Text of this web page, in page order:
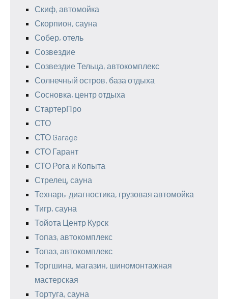
Скиф, автомойка
Скорпион, сауна
Собер, отель
Созвездие
Созвездие Тельца, автокомплекс
Солнечный остров, база отдыха
Сосновка, центр отдыха
СтартерПро
СТО
СТО Garage
СТО Гарант
СТО Рога и Копыта
Стрелец, сауна
Технарь-диагностика, грузовая автомойка
Тигр, сауна
Тойота Центр Курск
Топаз, автокомплекс
Топаз, автокомплекс
Торгшина, магазин, шиномонтажная
мастерская
Тортуга, сауна